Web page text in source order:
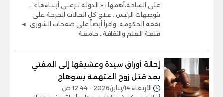
على الساحة،أهمها : « الدولة تـرعــى أبـنـاءها » ..
بتوجيهات الرئيس.. علاج كل الحالات الحرجة على
نفقة الحكومة. واقرأ أيضاً على صفحات الشورى: ◄
قلعة العلم والثقافة.. جامعة
إحالة أوراق سيدة وعشيقها إلى المفتي
بعد قتل زوج المتهمة بسوهاج
الأربعاء 14/يناير/2026 - 12:44 ص